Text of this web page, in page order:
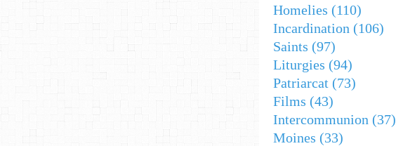
Homelies (110)
Incardination (106)
Saints (97)
Liturgies (94)
Patriarcat (73)
Films (43)
Intercommunion (37)
Moines (33)